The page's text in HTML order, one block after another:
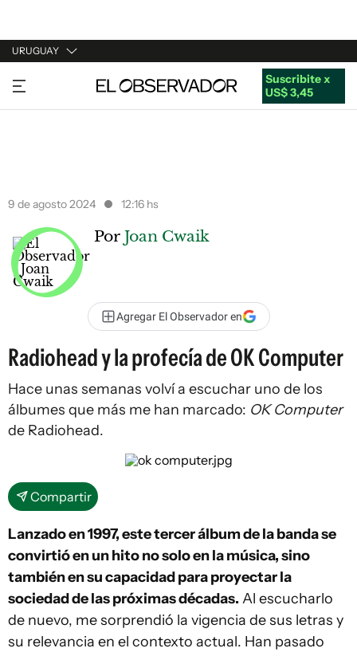
URUGUAY
URUGUAY
ARGENTINA
Suscribite x
US$ 3,45
9 de agosto 2024 12:16 hs
Por Joan Cwaik
Agregar El Observador en
Radiohead y la profecía de OK Computer
Hace unas semanas volví a escuchar uno de los
álbumes que más me han marcado: OK Computer
de Radiohead.
Compartir
Lanzado en 1997, este tercer álbum de la banda se
convirtió en un hito no solo en la música, sino
también en su capacidad para proyectar la
sociedad de las próximas décadas. Al escucharlo
de nuevo, me sorprendió la vigencia de sus letras y
su relevancia en el contexto actual. Han pasado